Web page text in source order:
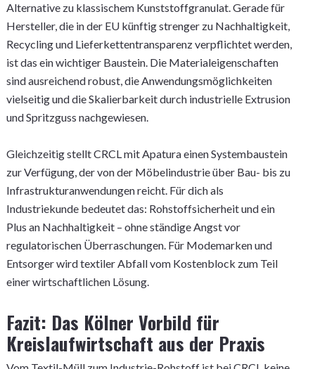
Alternative zu klassischem Kunststoffgranulat. Gerade für
Hersteller, die in der EU künftig strenger zu Nachhaltigkeit,
Recycling und Lieferkettentransparenz verpflichtet werden,
ist das ein wichtiger Baustein. Die Materialeigenschaften
sind ausreichend robust, die Anwendungsmöglichkeiten
vielseitig und die Skalierbarkeit durch industrielle Extrusion
und Spritzguss nachgewiesen.
Gleichzeitig stellt CRCL mit Apatura einen Systembaustein
zur Verfügung, der von der Möbelindustrie über Bau- bis zu
Infrastrukturanwendungen reicht. Für dich als
Industriekunde bedeutet das: Rohstoffsicherheit und ein
Plus an Nachhaltigkeit – ohne ständige Angst vor
regulatorischen Überraschungen. Für Modemarken und
Entsorger wird textiler Abfall vom Kostenblock zum Teil
einer wirtschaftlichen Lösung.
Fazit: Das Kölner Vorbild für
Kreislaufwirtschaft aus der Praxis